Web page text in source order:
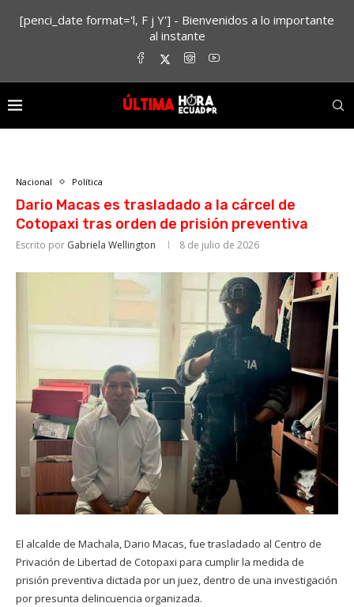
[penci_date format='l, F j Y'] - Bienvenidos a lo importante
al instante
Nacional Política
Dario Macas es trasladado a la cárcel de
Cotopaxi tras orden de prisión preventiva
Escrito por Gabriela Wellington 8 de julio de 2026
El alcalde de Machala, Dario Macas, fue trasladado al Centro de
Privación de Libertad de Cotopaxi para cumplir la medida de
prisión preventiva dictada por un juez, dentro de una investigación
por presunta delincuencia organizada.